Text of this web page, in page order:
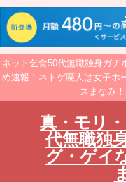
ネット乞食50代無職独身ガチ
め速報！ネトゲ廃人は女子ホ
スまなみ
真・モリ
代無職独
グ・ゲイ